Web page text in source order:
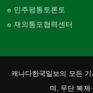
민주평통토론토
재외통포협력센터
캐나다한국일보의 모든
며, 무단 복제